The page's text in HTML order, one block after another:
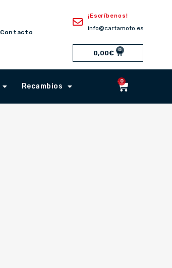
Contacto
¡Escríbenos!
info@cartamoto.es
0,00€ 0Cart
Recambios
0